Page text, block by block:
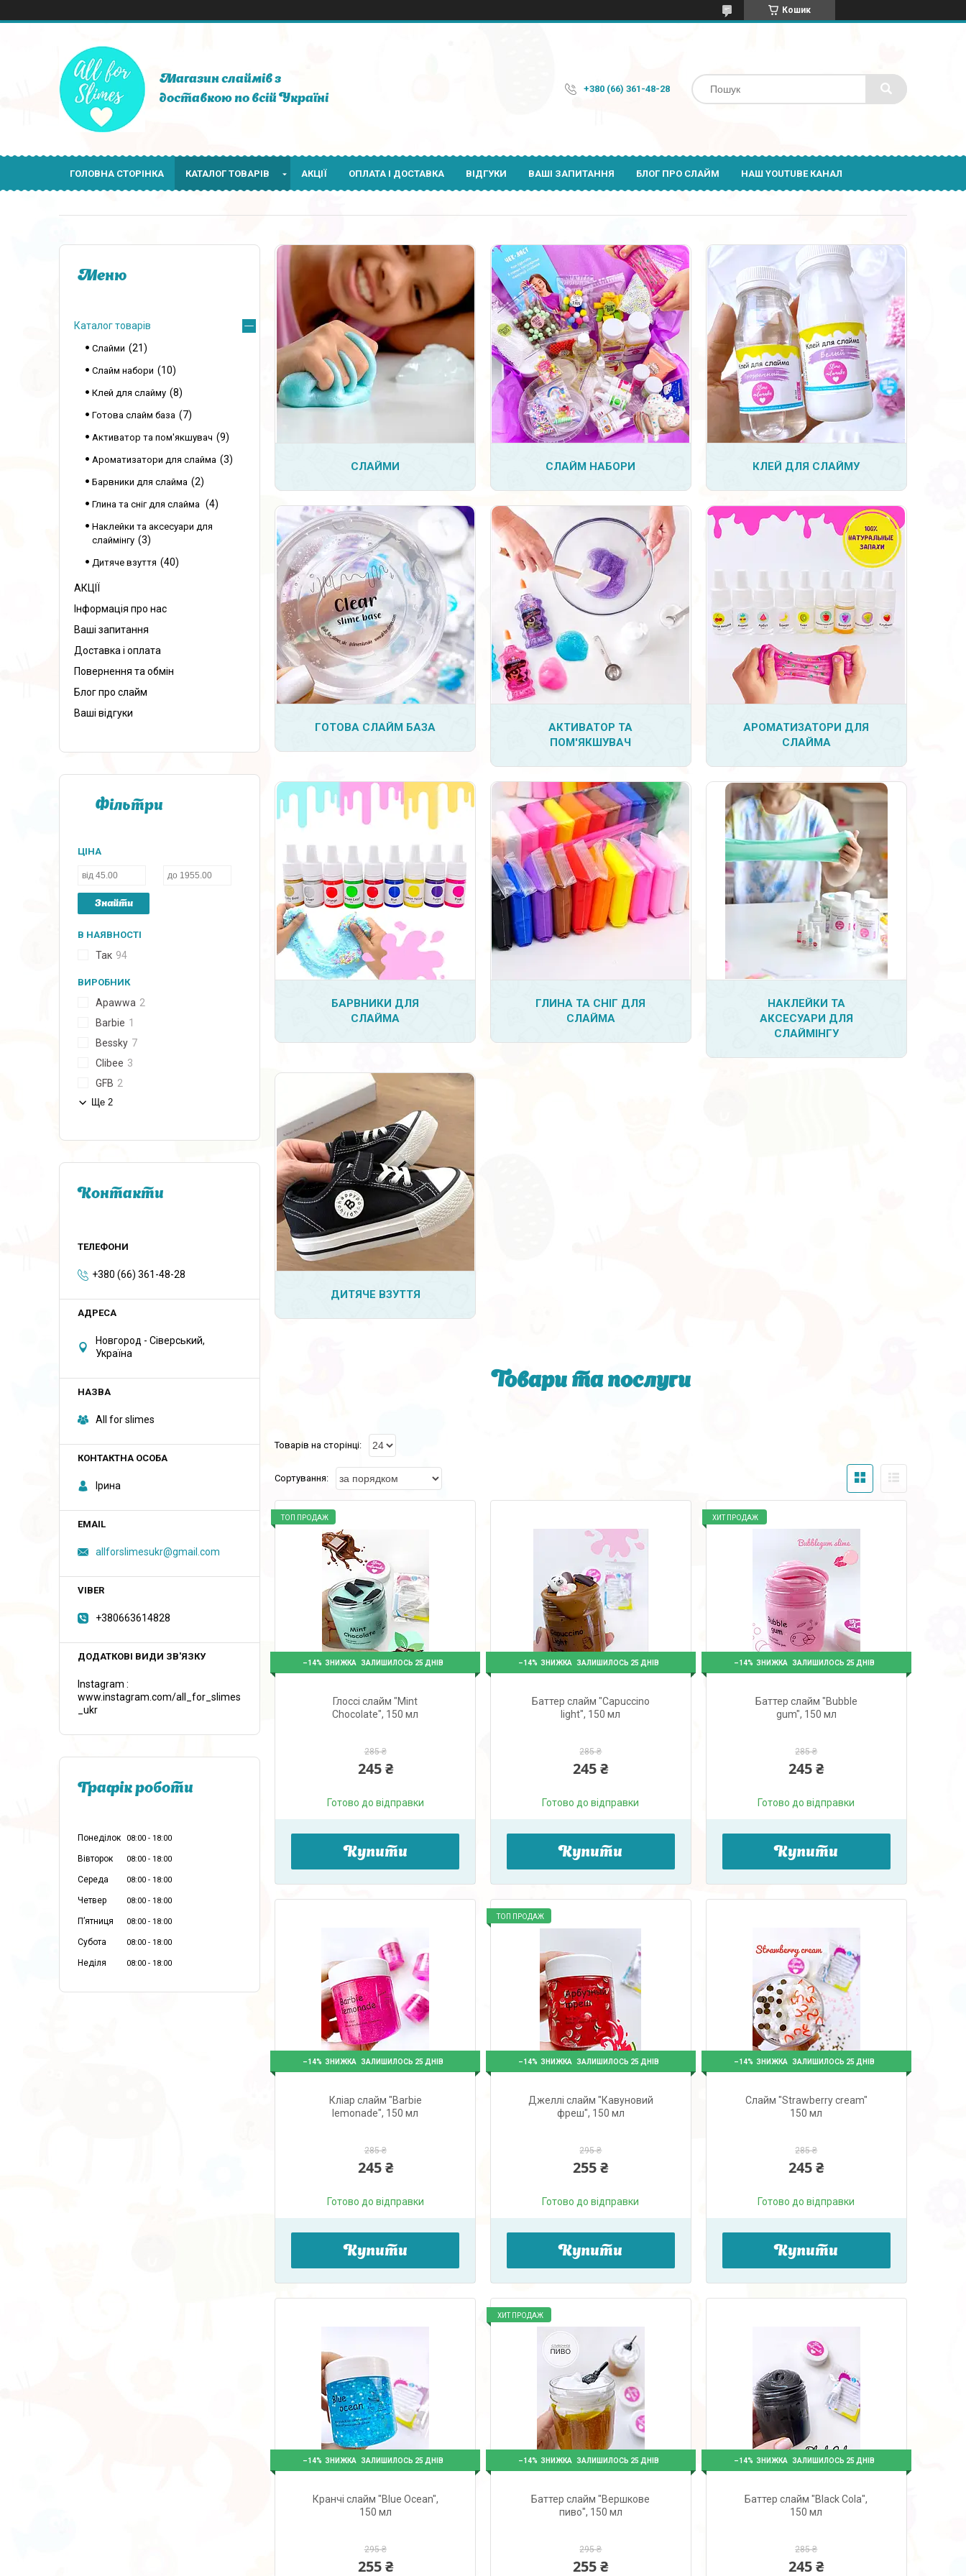
Кошик
Магазин слаймів з
доставкою по всій Україні
+380 (66) 361-48-28
ГОЛОВНА СТОРІНКА КАТАЛОГ ТОВАРІВ АКЦІЇ ОПЛАТА І ДОСТАВКА ВІДГУКИ ВАШІ ЗАПИТАННЯ БЛОГ ПРО СЛАЙМ НАШ YOUTUBE КАНАЛ
СЛАЙМИ СЛАЙМ НАБОРИ КЛЕЙ ДЛЯ СЛАЙМУ
6
ГОТОВА СЛАЙМ БАЗА
9
АКТИВАТОР ТА
ПОМ'ЯКШУВАЧ
3
АРОМАТИЗАТОРИ ДЛЯ
СЛАЙМА
2
БАРВНИКИ ДЛЯ
СЛАЙМА
4
ГЛИНА ТА СНІГ ДЛЯ
СЛАЙМА
3
НАКЛЕЙКИ ТА
АКСЕСУАРИ ДЛЯ
СЛАЙМІНГУ
14
ДИТЯЧЕ ВЗУТТЯ
Товари та послуги
ТОП ПРОДАЖ
–14% ЗАЛИШИЛОСЬ 25 ДНІВ
Глоссі слайм "Mint
Chocolate", 150 мл
285 ₴
245 ₴
Готово до відправки
Купити
–14% ЗАЛИШИЛОСЬ 25 ДНІВ
Баттер слайм "Capuccino
light", 150 мл
285 ₴
245 ₴
Готово до відправки
Купити
ХИТ ПРОДАЖ
–14% ЗАЛИШИЛОСЬ 25 ДНІВ
Баттер слайм "Bubble
gum", 150 мл
285 ₴
245 ₴
Готово до відправки
Купити
–14% ЗАЛИШИЛОСЬ 25 ДНІВ
Кліар слайм "Barbie
lemonade", 150 мл
285 ₴
245 ₴
Готово до відправки
Купити
ТОП ПРОДАЖ
–14% ЗАЛИШИЛОСЬ 25 ДНІВ
Джеллі слайм "Кавуновий
фреш", 150 мл
295 ₴
255 ₴
Готово до відправки
Купити
–14% ЗАЛИШИЛОСЬ 25 ДНІВ
Слайм "Strawberry cream"
150 мл
285 ₴
245 ₴
Готово до відправки
Купити
–14% ЗАЛИШИЛОСЬ 25 ДНІВ
Кранчі слайм "Blue Ocean",
150 мл
295 ₴
255 ₴
ХИТ ПРОДАЖ
–14% ЗАЛИШИЛОСЬ 25 ДНІВ
Баттер слайм "Вершкове
пиво", 150 мл
295 ₴
255 ₴
–14% ЗАЛИШИЛОСЬ 25 ДНІВ
Баттер слайм "Black Cola",
150 мл
285 ₴
245 ₴
Каталог товарів
Слайми 21
Слайм набори 10
Клей для слайму 8
Готова слайм база 7
Активатор та пом'якшувач 9
Ароматизатори для слайма 3
Барвники для слайма 2
Глина та сніг для слайма 4
Наклейки та аксесуари для
слаймінгу
3
Дитяче взуття 40
АКЦІЇ
Інформація про нас
Ваші запитання
Доставка і оплата
Повернення та обмін
Блог про слайм
Ваші відгуки
Фільтри
ЦІНА
Знайти
В НАЯВНОСТІ
Так 94
ВИРОБНИК
Apawwa 2
Barbie 1
Bessky 7
Clibee 3
GFB 2
Ще 2
Контакти
+380 (66) 361-48-28
Новгород - Сіверський,
Україна
All for slimes
Ірина
allforslimesukr@gmail.com
+380663614828
Instagram
www.instagram.com/all_for_slimes
_ukr
Графік роботи
Понеділок 08:00 18:00
Вівторок 08:00 18:00
Середа 08:00 18:00
Четвер 08:00 18:00
Пʼятниця 08:00 18:00
Субота 08:00 18:00
Неділя 08:00 18:00